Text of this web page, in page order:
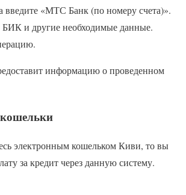
введите «МТС Банк (по номеру счета)».
и другие необходимые данные.
информацию о проведенном
электронным кошельком Киви, то вы
за кредит через данную систему.